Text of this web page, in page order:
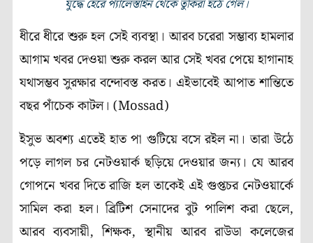
যুদ্ধে হেরে প্যালেস্তাইন থেকে তুর্কিরা হঠে গেল।
ধীরে ধীরে শুরু হল সেই ব্যবস্থা। আরব চরেরা সম্ভাব্য হামলার
আগাম খবর দেওয়া শুরু করল আর সেই খবর পেয়ে হাগানাহ
যথাসম্ভব সুরক্ষার বন্দোবস্ত করত। এইভাবেই আপাত শান্তিতে
বছর পাঁচেক কাটল। (Mossad)
ইসুভ অবশ্য এতেই হাত পা গুটিয়ে বসে রইল না। তারা উঠে
পড়ে লাগল চর নেটওয়ার্ক ছড়িয়ে দেওয়ার জন্য। যে আরব
গোপনে খবর দিতে রাজি হল তাকেই এই গুপ্তচর নেটওয়ার্কে
সামিল করা হল। ব্রিটিশ সেনাদের বুট পালিশ করা ছেলে,
আরব ব্যবসায়ী, শিক্ষক, স্থানীয় আরব রাউডা কলেজের